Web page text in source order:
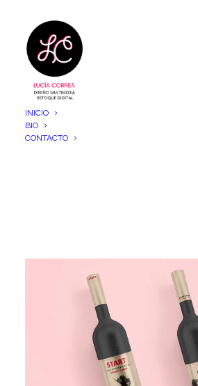
INICIO
BIO
CONTACTO